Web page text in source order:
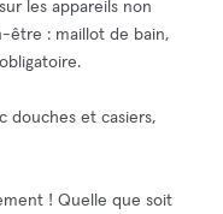
les appareils non
être : maillot de bain,
douches et casiers,
! Quelle que soit